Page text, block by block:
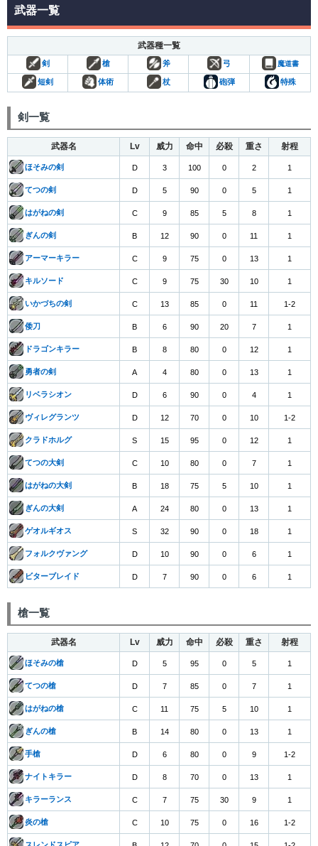
武器一覧
武器種一覧
剣 槍 斧 弓 魔道書
短剣 体術 杖 砲弾 特殊
剣一覧
武器名 Lv 威力 命中 必殺 重さ 射程
ほそみの剣 D 3 100 0 2 1
てつの剣 D 5 90 0 5 1
はがねの剣 C 9 85 5 8 1
ぎんの剣 B 12 90 0 11 1
アーマーキラー C 9 75 0 13 1
キルソード C 9 75 30 10 1
いかづちの剣 C 13 85 0 11 1-2
倭刀 B 6 90 20 7 1
ドラゴンキラー B 8 80 0 12 1
勇者の剣 A 4 80 0 13 1
リベラシオン D 6 90 0 4 1
ヴィレグランツ D 12 70 0 10 1-2
クラドホルグ S 15 95 0 12 1
てつの大剣 C 10 80 0 7 1
はがねの大剣 B 18 75 5 10 1
ぎんの大剣 A 24 80 0 13 1
ゲオルギオス S 32 90 0 18 1
フォルクヴァング D 10 90 0 6 1
ビターブレイド D 7 90 0 6 1
槍一覧
武器名 Lv 威力 命中 必殺 重さ 射程
ほそみの槍 D 5 95 0 5 1
てつの槍 D 7 85 0 7 1
はがねの槍 C 11 75 5 10 1
ぎんの槍 B 14 80 0 13 1
手槍 D 6 80 0 9 1-2
ナイトキラー D 8 70 0 13 1
キラーランス C 7 75 30 9 1
炎の槍 C 10 75 0 16 1-2